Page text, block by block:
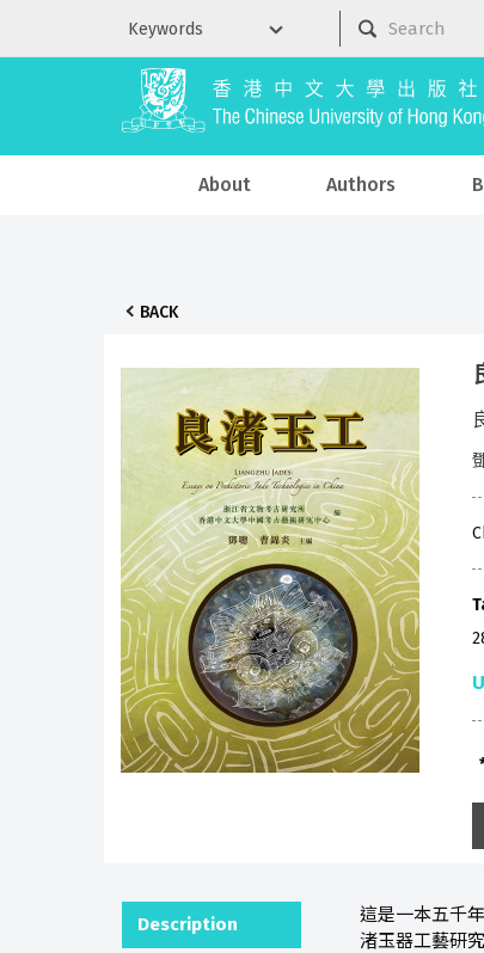
About Authors
BACK
Description
這是一本五千
渚玉器工藝研